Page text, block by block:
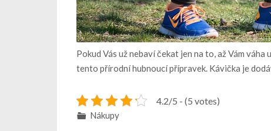
Pokud Vás už nebaví čekat jen na to, až Vám
tento přírodní hubnoucí přípravek. Kávička je
4.2/5 - (5 votes)
Nákupy